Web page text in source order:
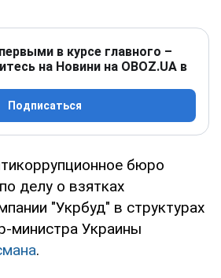
в курсе главного –
на Новини на OBOZ.UA в
Подписаться
бюро
делу о взятках
"Укрбуд" в структурах
министра Украины
.